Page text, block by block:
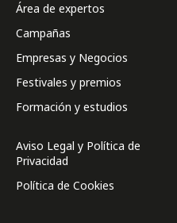
Área de expertos
Campañas
Empresas y Negocios
Festivales y premios
Formación y estudios
Aviso Legal y Política de
Privacidad
Política de Cookies